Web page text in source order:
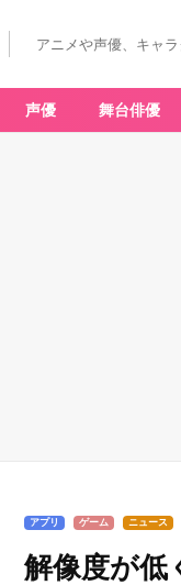
アニメや声優、キャ
声優 舞台俳優
アプリ ゲーム ニュース
解像度が低